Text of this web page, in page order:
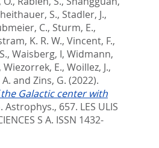
S., Stadler, J.,
C., Sturm, E.,
K. R. W., Vincent, F.,
, Waisberg, I, Widmann,
, Wiezorrek, E., Woillez, J.,
and Zins, G. (2022).
Galactic center with
Astrophys., 657. LES ULIS
S A. ISSN 1432-